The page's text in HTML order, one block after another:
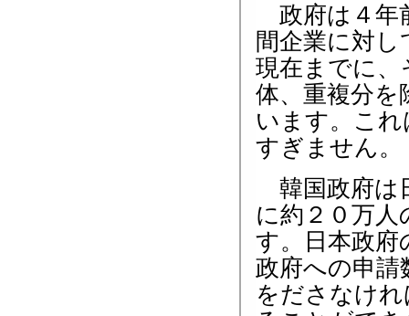
政府は４年
間企業に対
現在までに、
体、重複分を
います。こ
すぎません。
韓国政府は
に約２０万
す。日本政府
政府への申請
をださなけ